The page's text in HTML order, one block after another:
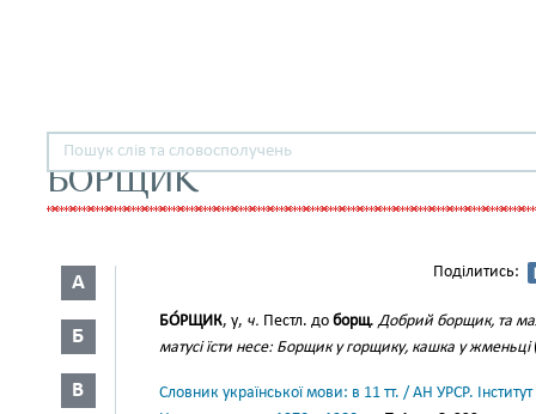
БОРЩИК
А
Б
В
Поділитись:
БО́РЩИК, у, ч. Пестл. до борщ.Добрий борщик, та
матусі їсти несе: Борщик у горщику, кашка у жменьці
Словник української мови: в 11 тт. / АН УРСР.